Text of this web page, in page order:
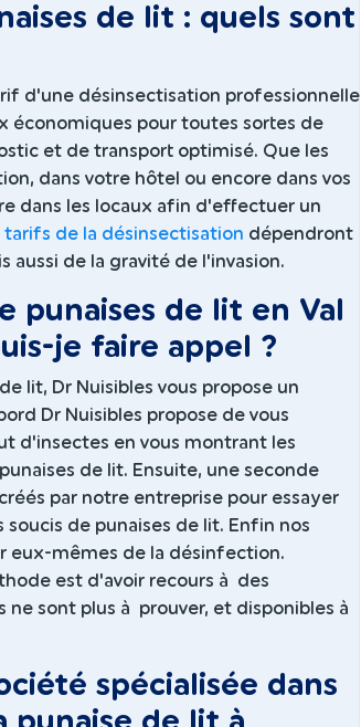
de lit : quels sont
d'une désinsectisation professionnelle
économiques pour toutes sortes de
et de transport optimisé. Que les
dans votre hôtel ou encore dans vos
dans les locaux afin d'effectuer un
tarifs de la désinsectisation dépendront
aussi de la gravité de l'invasion.
punaises de lit en Val
je faire appel ?
lit, Dr Nuisibles vous propose un
Dr Nuisibles propose de vous
d'insectes en vous montrant les
de lit. Ensuite, une seconde
par notre entreprise pour essayer
de punaises de lit. Enfin nos
eux-mêmes de la désinfection.
est d'avoir recours à des
sont plus à prouver, et disponibles à
spécialisée dans